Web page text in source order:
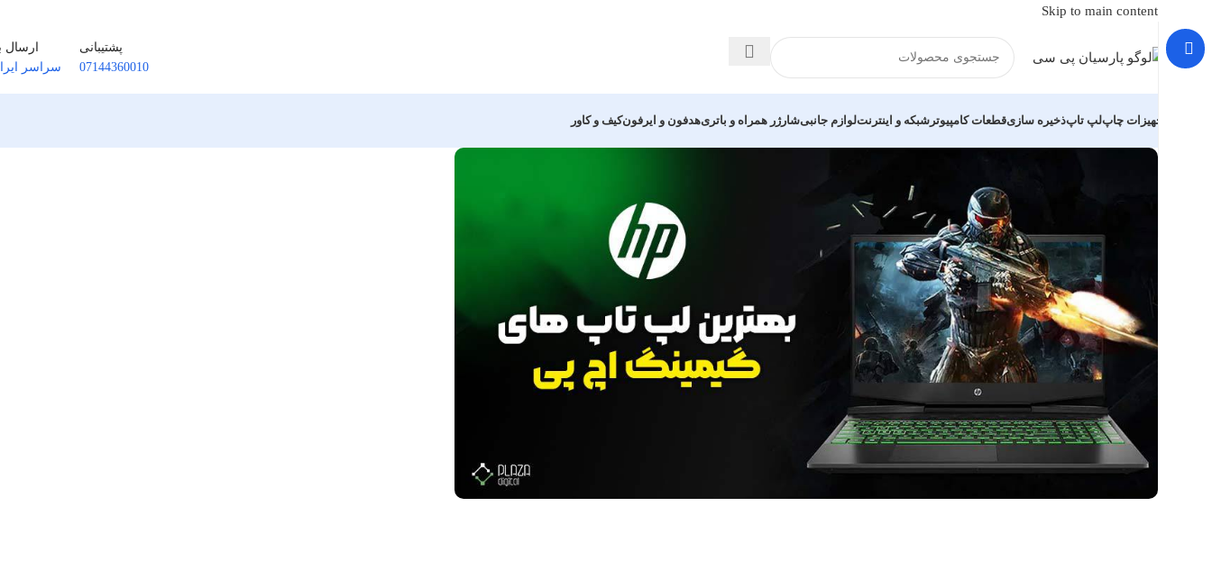
Skip to main content
پشتیبانی
07144360010
ارسال
سراسر
تجهیزات چاپلپ تاپذخیره سازیقطعات کامپیوتر شبکه و اینترنتلوازم جانبیشارژر همراه و باتریهدفون و ایرفونکیف و کاور